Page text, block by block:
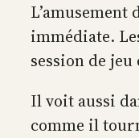
immédiate.
session de
Il voit aussi
comme il